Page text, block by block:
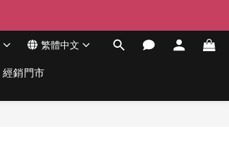
繁體中文
經銷門市